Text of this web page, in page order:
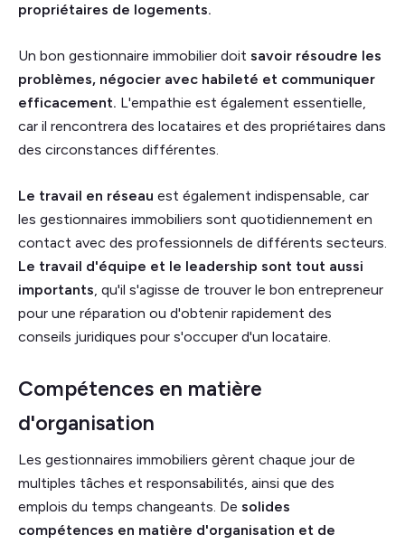
propriétaires de logements.
Un bon gestionnaire immobilier doit savoir résoudre les
problèmes, négocier avec habileté et communiquer
efficacement. L'empathie est également essentielle,
car il rencontrera des locataires et des propriétaires dans
des circonstances différentes.
Le travail en réseau est également indispensable, car
les gestionnaires immobiliers sont quotidiennement en
contact avec des professionnels de différents secteurs.
Le travail d'équipe et le leadership sont tout aussi
importants, qu'il s'agisse de trouver le bon entrepreneur
pour une réparation ou d'obtenir rapidement des
conseils juridiques pour s'occuper d'un locataire.
Compétences en matière
d'organisation
Les gestionnaires immobiliers gèrent chaque jour de
multiples tâches et responsabilités, ainsi que des
emplois du temps changeants. De solides
compétences en matière d'organisation et de